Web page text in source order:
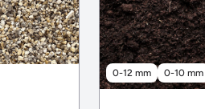
0-12 mm 0-10 mm